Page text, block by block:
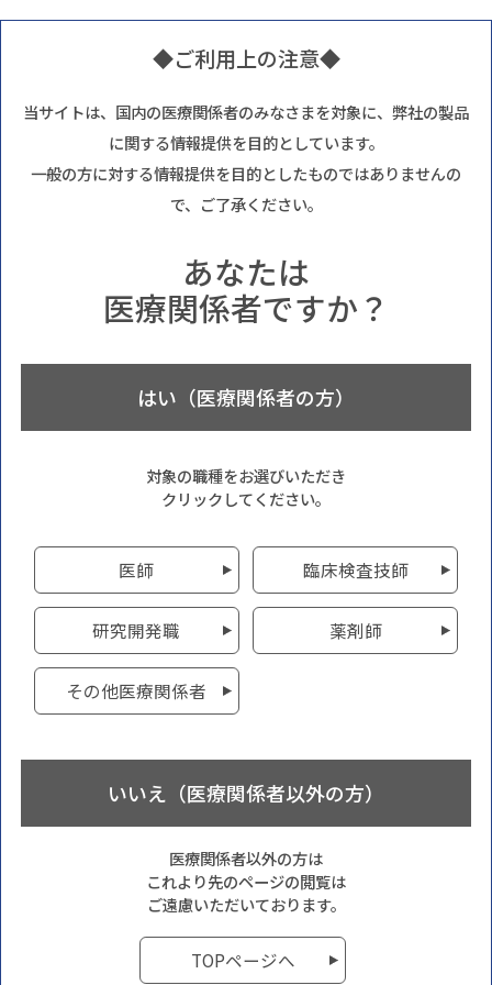
◆ご利用上の注意◆
当サイトは、国内の医療関係者のみなさまを対象に、弊社の製品
に関する情報提供を目的としています。
一般の方に対する情報提供を目的としたものではありませんの
で、ご了承ください。
あなたは
医療関係者ですか？
はい（医療関係者の方）
対象の職種をお選びいただき
クリックしてください。
医師 臨床検査技師
研究開発職 薬剤師
その他医療関係者
いいえ（医療関係者以外の方）
医療関係者以外の方は
これより先のページの閲覧は
ご遠慮いただいております。
TOPページへ